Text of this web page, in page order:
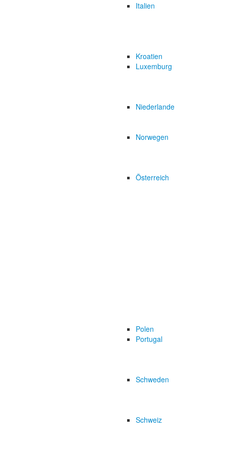
Italien
Kroatien
Luxemburg
Niederlande
Norwegen
Österreich
Polen
Portugal
Schweden
Schweiz